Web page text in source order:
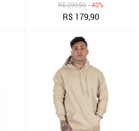
R$299,90 - 40%
R$ 179,90